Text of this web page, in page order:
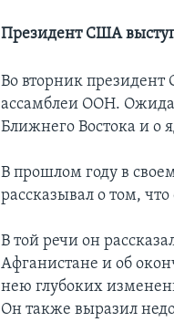
Президент США
Во вторник
ассамблеи ООН.
Ближнего Востока и о
В прошлом году в
рассказывал о том,
В той речи он
Афганистане и об
нею глубоких
Он также выразил